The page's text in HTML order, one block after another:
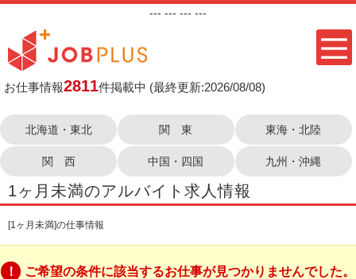
--- --- --- ---
お仕事情報2811件掲載中 (最終更新:2026/08/08)
北海道・東北 関 東 東海・北陸
関 西 中国・四国 九州・沖縄
1ヶ月未満のアルバイト求人情報
[1ヶ月未満]の仕事情報
ご希望の条件に該当するお仕事が見つかりませんでした。